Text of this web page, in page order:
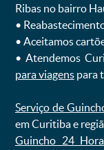
Ribas no bairro
ㅤㅤ•
ㅤㅤ• Aceitamos
ㅤㅤ• Atendemos
para viagenspara
Serviço de
em Curitiba e
Guincho 24